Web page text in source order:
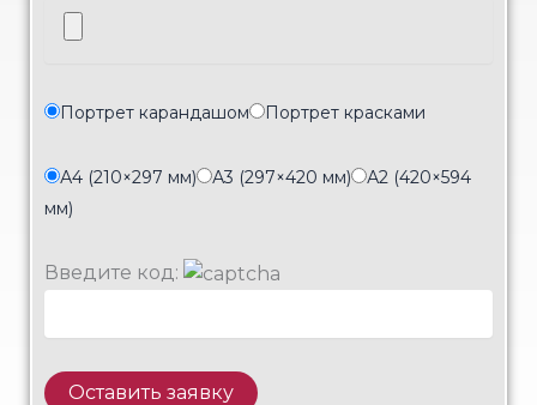
Портрет карандашом Портрет красками
А4 (210×297 мм) А3 (297×420 мм)
А2 (420×594
мм)
Введите код: